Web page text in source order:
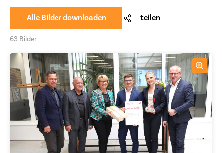
Alle Bilder downloaden teilen
63 Bilder